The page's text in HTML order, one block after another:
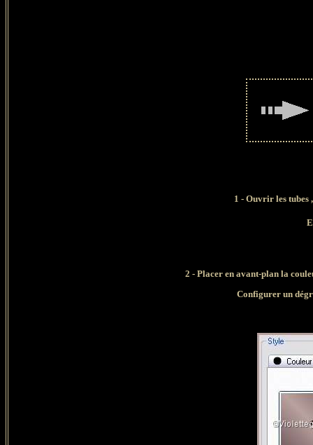
1 - Ouvrir les tubes,
2 - Placer en avant-plan la
Configurer un